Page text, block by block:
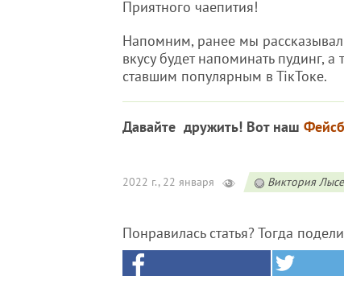
Приятного чаепития!
Напомним, ранее мы
вкусу будет напоминать пудинг,
ставшим популярным в ТікТоке.
Давайте дружить! Вот наш
2022 г., 22 января Виктория
Понравилась статья? Тогда